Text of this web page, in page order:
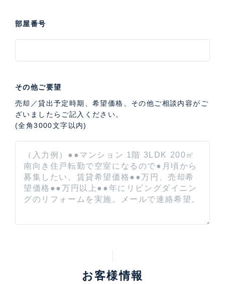
部屋番号
その他ご要望
売却／貸出予定時期、希望価格、その他ご相談内容がご
ざいましたらご記入ください。
(全角3000文字以内)
お客様情報